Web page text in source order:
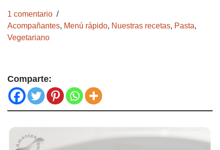
1 comentario
Acompañantes, Menú rápido, Nuestras recetas, Pasta,
Vegetariano
Comparte: